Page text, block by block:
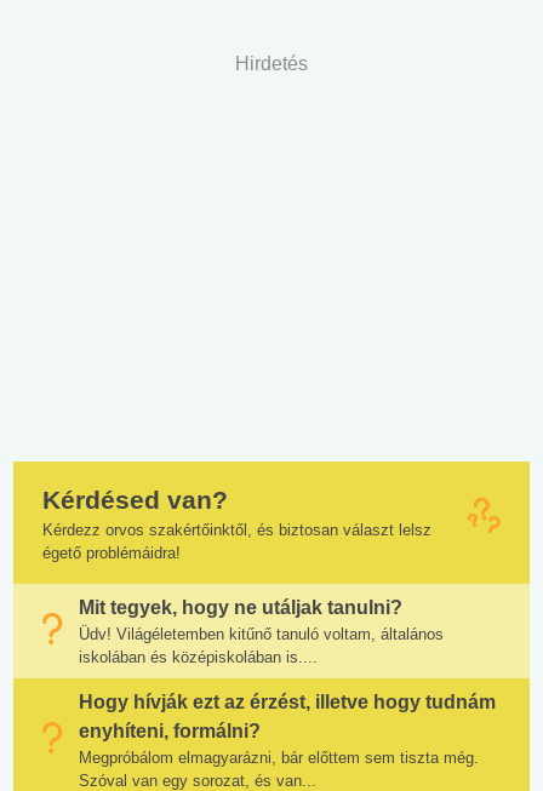
Hirdetés
Kérdésed van?
Kérdezz orvos szakértőinktől, és biztosan választ lelsz
égető problémáidra!
Mit tegyek, hogy ne utáljak tanulni?
Üdv! Világéletemben kitűnő tanuló voltam, általános
iskolában és középiskolában is....
Hogy hívják ezt az érzést, illetve hogy tudnám
enyhíteni, formálni?
Megpróbálom elmagyarázni, bár előttem sem tiszta még.
Szóval van egy sorozat, és van...